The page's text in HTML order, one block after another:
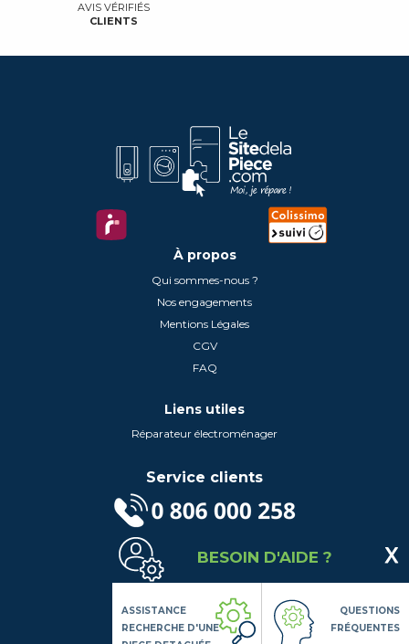
AVIS VÉRIFIÉS
CLIENTS
À propos
Qui sommes-nous ?
Nos engagements
Mentions Légales
CGV
FAQ
Liens utiles
Réparateur électroménager
Service clients
(Service gratuit + prix d'un appel local)
Lundi au Vendredi de 9h à 18h
Contactez-Nous
Suivez-nous
BESOIN D'AIDE ?
ASSISTANCE
RECHERCHE D'UNE
QUESTIONS
FRÉQUENTES